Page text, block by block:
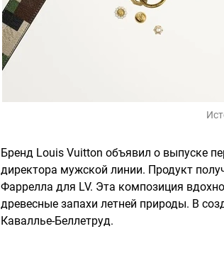
Бренд Louis Vuitton объявил о выпуске
директора мужской линии. Продукт
Фаррелла для LV. Эта композиция
древесные запахи летней природы. В
Каваллье-Беллетруд.